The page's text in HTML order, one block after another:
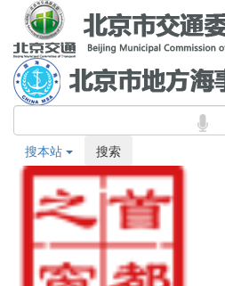
搜本站 搜索